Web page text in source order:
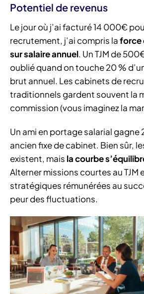
Potentiel de revenus
Le jour où j’ai facturé 14 000€
recrutement, j’ai compris laforce
sur salaire annuel. Un TJM de
oublié quand on touche 20 %
brut annuel. Les cabinets de
traditionnels gardent souvent la
commission (vous imaginez la
Un ami en portage salarial gagne
ancien fixe de cabinet. Bien sûr,
existent, mais la courbe
Alterner missions courtes au TJM
stratégiques rémunérées au
peur des fluctuations.